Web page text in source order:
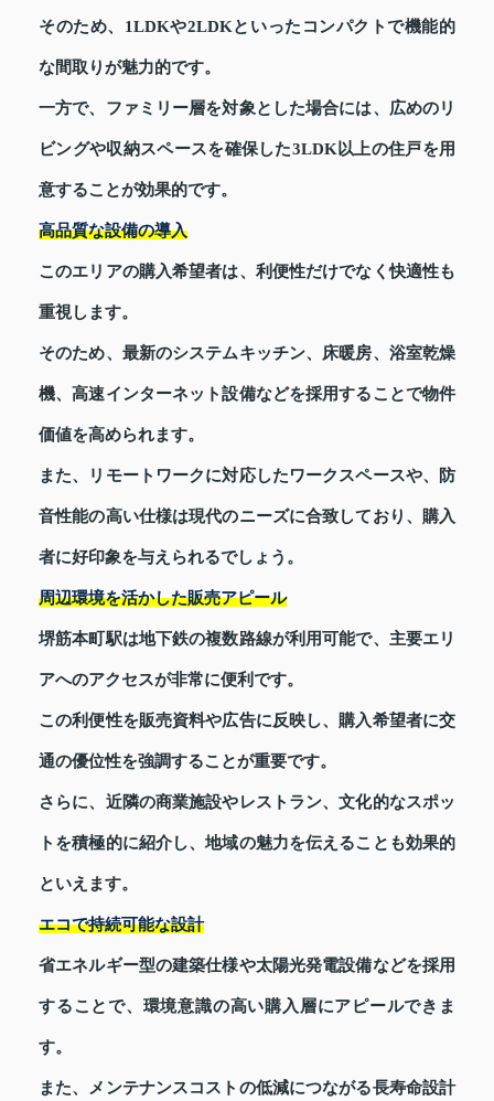
そのため、1LDKや2LDKといったコンパクトで機能的
な間取りが魅力的です。
一方で、ファミリー層を対象とした場合には、広めのリ
ビングや収納スペースを確保した3LDK以上の住戸を用
意することが効果的です。
高品質な設備の導入
このエリアの購入希望者は、利便性だけでなく快適性も
重視します。
そのため、最新のシステムキッチン、床暖房、浴室乾燥
機、高速インターネット設備などを採用することで物件
価値を高められます。
また、リモートワークに対応したワークスペースや、防
音性能の高い仕様は現代のニーズに合致しており、購入
者に好印象を与えられるでしょう。
周辺環境を活かした販売アピール
堺筋本町駅は地下鉄の複数路線が利用可能で、主要エリ
アへのアクセスが非常に便利です。
この利便性を販売資料や広告に反映し、購入希望者に交
通の優位性を強調することが重要です。
さらに、近隣の商業施設やレストラン、文化的なスポッ
トを積極的に紹介し、地域の魅力を伝えることも効果的
といえます。
エコで持続可能な設計
省エネルギー型の建築仕様や太陽光発電設備などを採用
することで、環境意識の高い購入層にアピールできま
す。
また、メンテナンスコストの低減につながる長寿命設計